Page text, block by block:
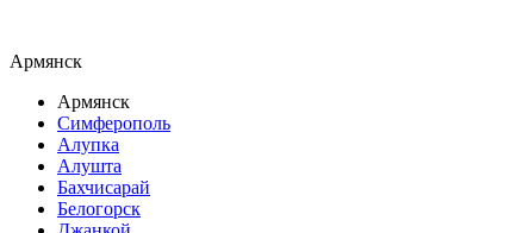
Армянск
Армянск
Симферополь
Алупка
Алушта
Бахчисарай
Белогорск